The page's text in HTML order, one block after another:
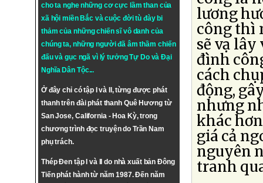
cho ta nghe những cơ cực lầm than của
xã hội miền Bắc và cuộc đời tù đày bi
thảm của những chiến sĩ vô danh của
chúng ta, những người đã âm thầm chiến
đấu và gục ngã vì lý tưởngTự DovàĐại
Nghĩa Dân Tộc...
Ở đây chỉ có tập I và II, từng được phát
thanh trên đài phát thanh Quê Hương từ
San Jose, California - Hoa Kỳ, trong
chương trình đọc truyện do Trần Nam
phụ trách.
Thép Đen tập I và II do nhà xuất bản Đông
Tiến phát hành từ năm 1987. Đến năm
lương
công thì
sẽ vạ
đình
cách
động,
nhưng
khác
giá cả
nguyên
tranh